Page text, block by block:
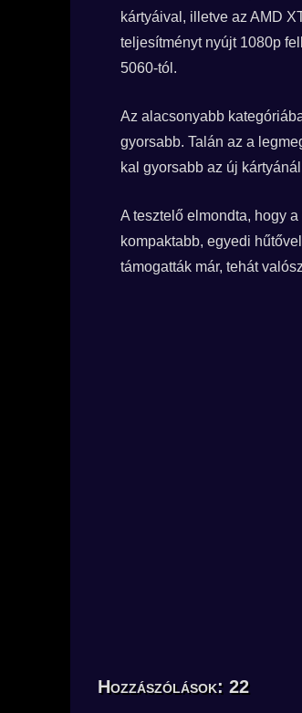
kártyáival, illetve az AMD
teljesítményt nyújt 1080p
5060-tól.
Az alacsonyabb
gyorsabb. Talán az a
kal gyorsabb az új
A tesztelő elmondta, hogy
kompaktabb, egyedi
támogatták már, tehát
Hozzászólások: 22